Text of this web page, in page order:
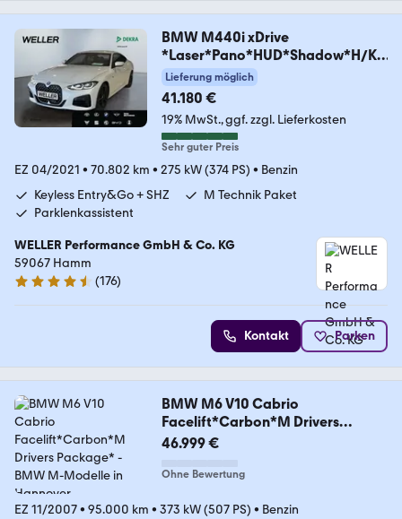
BMW M440i xDrive
*Laser*Pano*HUD*Shadow*H/K*
ACC*CAM*
Lieferung möglich
41.180 €
19% MwSt. ggf. zzgl. Lieferkosten
Sehr guter Preis
EZ 04/2021 • 70.802 km • 275 kW (374 PS) • Benzin
Keyless Entry&Go + SHZ
M Technik Paket
Parklenkassistent
WELLER Performance GmbH & Co. KG
59067 Hamm
4.6 Sterne
(176)
Kontakt Parken
BMW M6 V10 Cabrio
Facelift*Carbon*M Drivers
Package*
46.999 €
Ohne Bewertung
EZ 11/2007• 95.000 km • 373 kW (507 PS) • Benzin